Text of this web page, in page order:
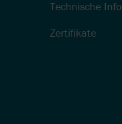
Technische
Zertifikate